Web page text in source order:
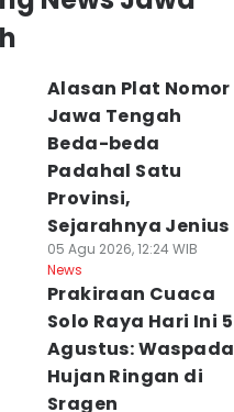
Alasan Plat Nomor
Jawa Tengah
Beda-beda
Padahal Satu
Provinsi,
Sejarahnya Jenius
05 Agu 2026, 12:24 WIB
News
Prakiraan Cuaca
Solo Raya Hari Ini 5
Agustus: Waspada
Hujan Ringan di
Sragen